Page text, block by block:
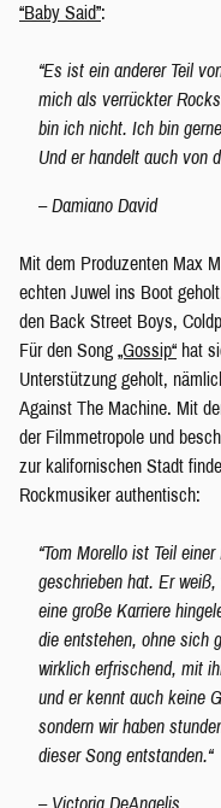
“Baby Said”:
“Es ist ein anderer Teil
mich als verrückter
bin ich nicht. Ich bin
Und er handelt auch von
– Damiano David
Mit dem Produzenten Max
echten Juwel ins Boot
den Back Street Boys,
Für den Song „Gossip“ hat
Unterstützung geholt,
Against The Machine. Mit
der Filmmetropole und
zur kalifornischen Stadt
Rockmusiker authentisch:
“Tom Morello ist Teil
geschrieben hat. Er
eine große Karriere
die entstehen, ohne sich
wirklich erfrischend, mit
und er kennt auch keine
sondern wir haben
dieser Song entstanden.“
– Victoria DeAngelis